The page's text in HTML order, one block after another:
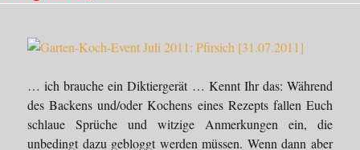
… ich brauche ein Diktiergerät … Kennt Ihr das: Während
des Backens und/oder Kochens eines Rezepts fallen Euch
schlaue Sprüche und witzige Anmerkungen ein, die
unbedingt dazu gebloggt werden müssen. Wenn dann aber